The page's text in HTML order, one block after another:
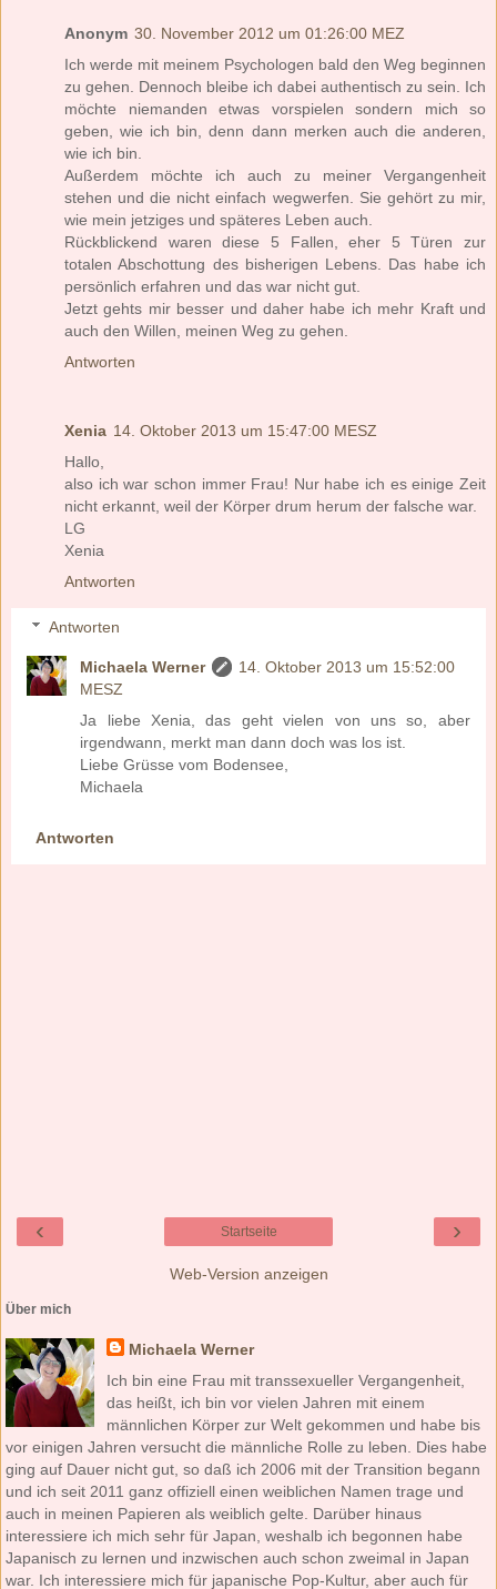
Anonym 30. November 2012 um 01:26:00 MEZ
Ich werde mit meinem Psychologen bald den Weg beginnen
zu gehen. Dennoch bleibe ich dabei authentisch zu sein. Ich
möchte niemanden etwas vorspielen sondern mich so
geben, wie ich bin, denn dann merken auch die anderen,
wie ich bin.
Außerdem möchte ich auch zu meiner Vergangenheit
stehen und die nicht einfach wegwerfen. Sie gehört zu mir,
wie mein jetziges und späteres Leben auch.
Rückblickend waren diese 5 Fallen, eher 5 Türen zur
totalen Abschottung des bisherigen Lebens. Das habe ich
persönlich erfahren und das war nicht gut.
Jetzt gehts mir besser und daher habe ich mehr Kraft und
auch den Willen, meinen Weg zu gehen.
Antworten
Xenia 14. Oktober 2013 um 15:47:00 MESZ
Hallo,
also ich war schon immer Frau! Nur habe ich es einige Zeit
nicht erkannt, weil der Körper drum herum der falsche war.
LG
Xenia
Antworten
Antworten
Michaela Werner
14. Oktober 2013 um 15:52:00
MESZ
Ja liebe Xenia, das geht vielen von uns so, aber
irgendwann, merkt man dann doch was los ist.
Liebe Grüsse vom Bodensee,
Michaela
Antworten
‹ ›
Startseite
Web-Version anzeigen
Über mich
Michaela Werner
Ich bin eine Frau mit transsexueller Vergangenheit,
das heißt, ich bin vor vielen Jahren mit einem
männlichen Körper zur Welt gekommen und habe bis
vor einigen Jahren versucht die männliche Rolle zu leben. Dies habe
ging auf Dauer nicht gut, so daß ich 2006 mit der Transition begann
und ich seit 2011 ganz offiziell einen weiblichen Namen trage und
auch in meinen Papieren als weiblich gelte. Darüber hinaus
interessiere ich mich sehr für Japan, weshalb ich begonnen habe
Japanisch zu lernen und inzwischen auch schon zweimal in Japan
war. Ich interessiere mich für japanische Pop-Kultur, aber auch für